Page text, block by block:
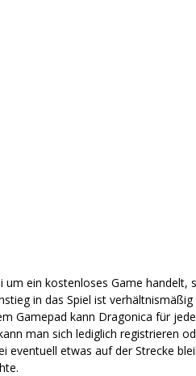
um ein kostenloses Game
in das Spiel ist
Gamepad kann Dragonica für
man sich lediglich registrieren
eventuell etwas auf der Strecke